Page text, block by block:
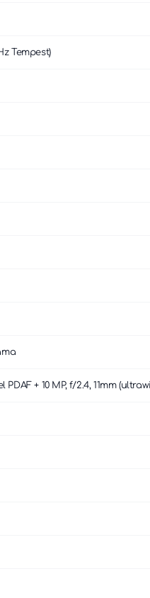
Tempest)
PDAF + 10 MP, f/2.4, 11mm